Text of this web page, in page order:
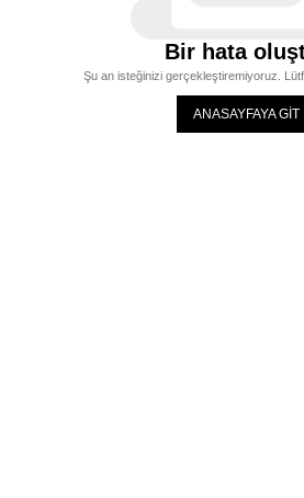
Bir hata
Şu an isteğinizi gerçekleştiremiyoruz.
ANASAYFAYA GİT